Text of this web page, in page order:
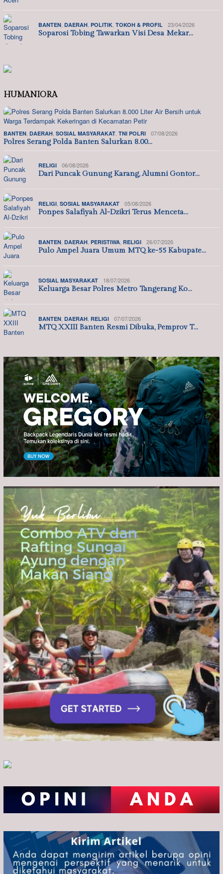
BANTEN, DAERAH, POLITIK, TOKOH & PROFIL 23/04/2026
Soparosi Tobing Tawarkan Visi Desa Mekar…
HUMANIORA
BANTEN DAERAH SOSIAL MASYARAKAT TNI POLRI 07/08/2026
Polres Serang Polda Banten Salurkan 8.00…
RELIGI 06/08/2026
Dari Puncak Gunung Karang, Alumni Gontor…
RELIGI SOSIAL MASYARAKAT 05/08/2026
Ponpes Salafiyah Al-Dzikri Terus Menceta…
BANTEN DAERAH PERISTIWA RELIGI 26/07/2026
Pulo Ampel Juara Umum MTQ ke-55 Kabupate…
SOSIAL MASYARAKAT 18/07/2026
Keluarga Besar Polres Metro Tangerang Ko…
BANTEN DAERAH RELIGI 07/07/2026
MTQ XXIII Banten Resmi Dibuka, Pemprov T…